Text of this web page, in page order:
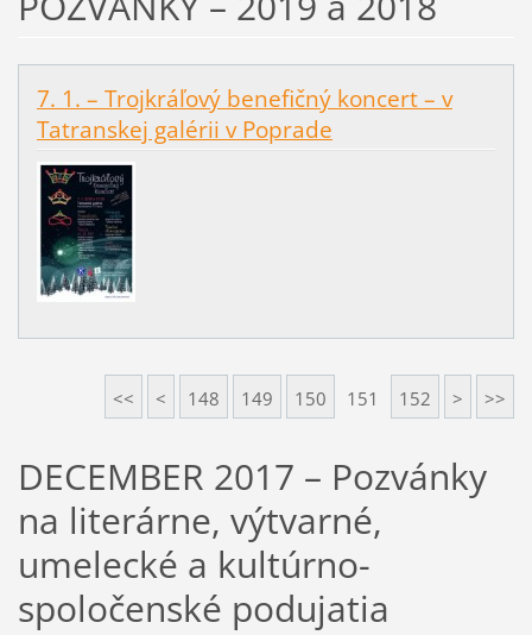
7. 1. – Trojkráľový benefičný koncert – v
Tatranskej galérii v Poprade
<< < 148 149 150 151 152 > >>
DECEMBER 2017 – Pozvánky
na literárne, výtvarné,
umelecké a kultúrno-
spoločenské podujatia